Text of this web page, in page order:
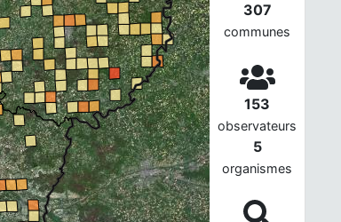
307
communes
153
observateurs
5
organismes